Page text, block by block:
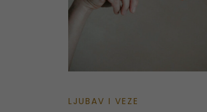
LJUBAV I VEZE